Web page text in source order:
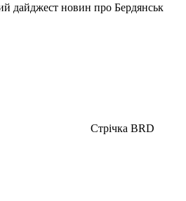
дайджест новин про Бердянськ
Стрічка BRD